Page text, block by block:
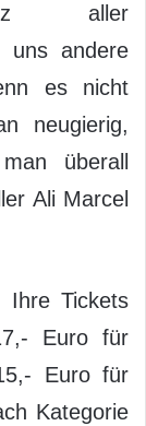
aller
uns andere
es nicht
neugierig,
überall
Ali Marcel
Ihre Tickets
Euro für
Euro für
Kategorie